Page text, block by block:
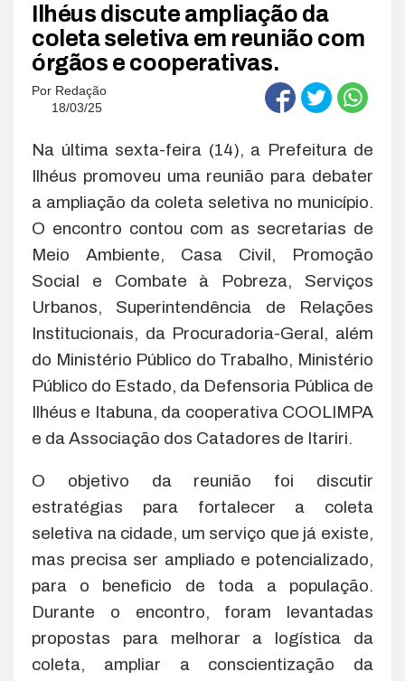
Ilhéus discute ampliação da
coleta seletiva em reunião com
órgãos e cooperativas.
Por Redação
18/03/25
Na última sexta-feira (14), a Prefeitura de
Ilhéus promoveu uma reunião para debater
a ampliação da coleta seletiva no município.
O encontro contou com as secretarias de
Meio Ambiente, Casa Civil, Promoção
Social e Combate à Pobreza, Serviços
Urbanos, Superintendência de Relações
Institucionais, da Procuradoria-Geral, além
do Ministério Público do Trabalho, Ministério
Público do Estado, da Defensoria Pública de
Ilhéus e Itabuna, da cooperativa COOLIMPA
e da Associação dos Catadores de Itariri.
O objetivo da reunião foi discutir
estratégias para fortalecer a coleta
seletiva na cidade, um serviço que já existe,
mas precisa ser ampliado e potencializado,
para o beneficio de toda a população.
Durante o encontro, foram levantadas
propostas para melhorar a logística da
coleta, ampliar a conscientização da